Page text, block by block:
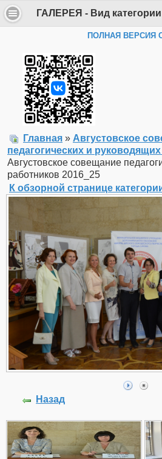
ПОЛНАЯ ВЕРСИЯ
Главная » Августовское
педагогических и
Августовское совещание
работников 2016_25
К обзорной странице
Назад